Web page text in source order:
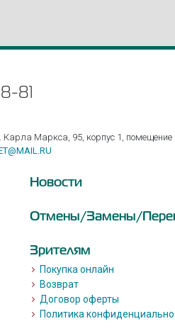
81
Карла Маркса, 95, корпус 1, помещение
Новости
Отмены/Замены/
Зрителям
Покупка онлайн
Возврат
Договор оферты
Политика